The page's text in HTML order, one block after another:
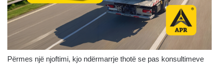
Përmes një njoftimi, kjo ndërmarrje thotë se pas konsultimeve